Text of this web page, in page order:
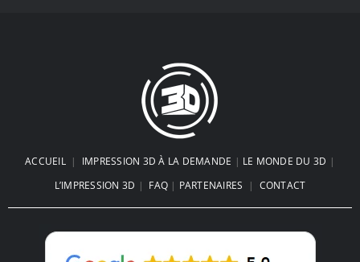
ACCUEIL| IMPRESSION 3D À LA DEMANDE | LE MONDE DU 3D |
L’IMPRESSION 3D | FAQ | PARTENAIRES | CONTACT